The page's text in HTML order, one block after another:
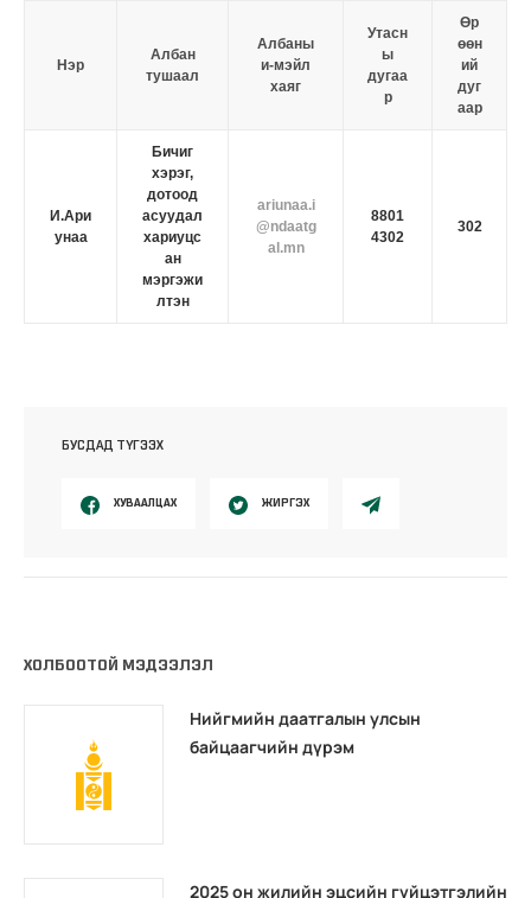
Нэр
Албан
тушаал
Албаны
и-мэйл
хаяг
Утасн
ы
дугаа
р
Өр
өөн
ий
дуг
аар
И.Ари
унаа
Бичиг
хэрэг,
дотоод
асуудал
хариуцс
ан
мэргэжи
лтэн
ariunaa.i
@ndaatg
al.mn
8801
4302
302
БУСДАД ТҮГЭЭХ
ХУВААЛЦАХ ЖИРГЭХ
ХОЛБООТОЙ МЭДЭЭЛЭЛ
Нийгмийн даатгалын улсын
байцаагчийн дүрэм
2025 он жилийн эцсийн гүйцэтгэлийн